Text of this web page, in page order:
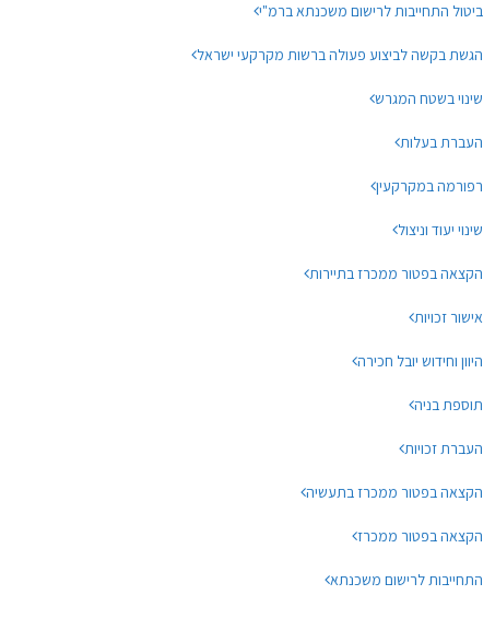
ביטול התחייבות לרישום משכנתא ברמ"י
הגשת בקשה לביצוע פעולה ברשות מקרקעי ישראל
שינוי בשטח המגרש
העברת בעלות
רפורמה במקרקעין
שינוי יעוד וניצול
הקצאה בפטור ממכרז בתיירות
אישור זכויות
היוון וחידוש יובל חכירה
תוספת בניה
העברת זכויות
הקצאה בפטור ממכרז בתעשיה
הקצאה בפטור ממכרז
התחייבות לרישום משכנתא